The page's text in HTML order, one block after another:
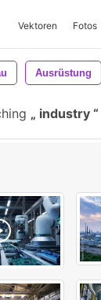
Vektoren Fotos
Ausrüstung
industry